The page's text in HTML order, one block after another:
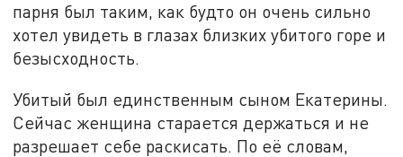
парня был таким, как будто он очень сильно
хотел увидеть в глазах близких убитого горе и
безысходность.
Убитый был единственным сыном Екатерины.
Сейчас женщина старается держаться и не
разрешает себе раскисать. По её словам,